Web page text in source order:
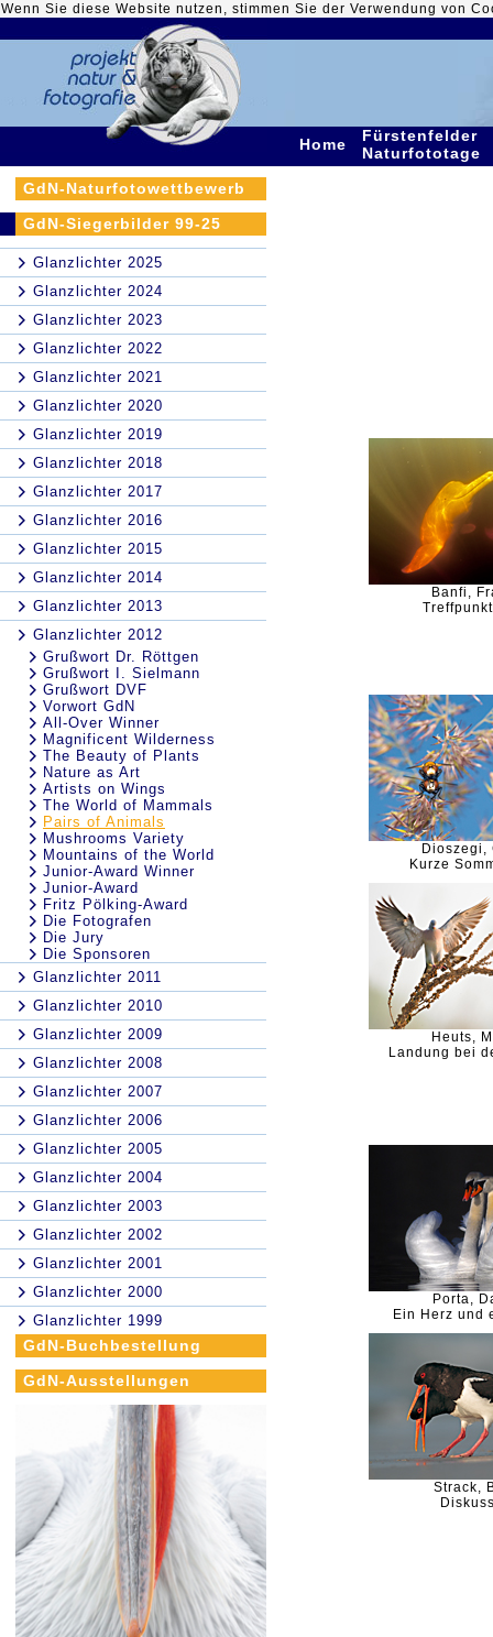
Wenn Sie diese Website nutzen, stimmen Sie der Verwendung von
Home
Fürstenfelder
Naturfototage
GdN-Naturfotowettbewerb
GdN-Siegerbilder 99-25
Glanzlichter 2025
Glanzlichter 2024
Glanzlichter 2023
Glanzlichter 2022
Glanzlichter 2021
Glanzlichter 2020
Glanzlichter 2019
Glanzlichter 2018
Glanzlichter 2017
Glanzlichter 2016
Glanzlichter 2015
Glanzlichter 2014
Glanzlichter 2013
Glanzlichter 2012
Grußwort Dr. Röttgen
Grußwort I. Sielmann
Grußwort DVF
Vorwort GdN
All-Over Winner
Magnificent Wilderness
The Beauty of Plants
Nature as Art
Artists on Wings
The World of Mammals
Pairs of Animals
Mushrooms Variety
Mountains of the World
Junior-Award Winner
Junior-Award
Fritz Pölking-Award
Die Fotografen
Die Jury
Die Sponsoren
Glanzlichter 2011
Glanzlichter 2010
Glanzlichter 2009
Glanzlichter 2008
Glanzlichter 2007
Glanzlichter 2006
Glanzlichter 2005
Glanzlichter 2004
Glanzlichter 2003
Glanzlichter 2002
Glanzlichter 2001
Glanzlichter 2000
Glanzlichter 1999
GdN-Buchbestellung
GdN-Ausstellungen
Banfi,
Dioszegi,
Kurze
Heuts,
Landung bei
Porta,
Ein Herz und
Strack,